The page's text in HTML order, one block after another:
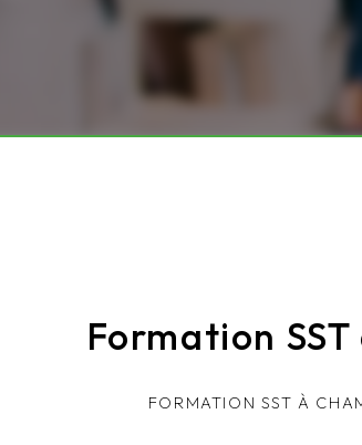
Formation
FORMATION SST À